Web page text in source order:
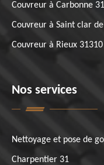
Couvreur à Carbonne
Couvreur à Saint clar
Couvreur à Rieux 31310
Nos services
Nettoyage et pose de
Charpentier 31